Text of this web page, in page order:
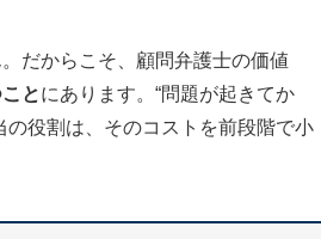
だからこそ、顧問弁護士の価値
とにあります。“問題が起きてか
の役割は、そのコストを前段階で小